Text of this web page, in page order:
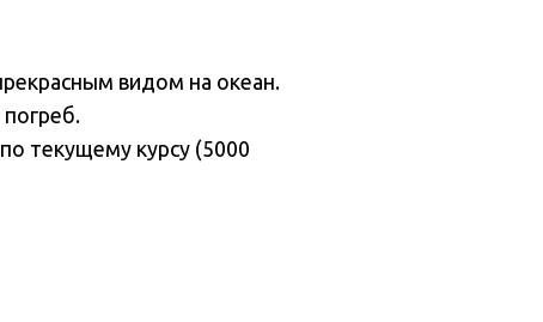
видом на океан.
текущему курсу (5000